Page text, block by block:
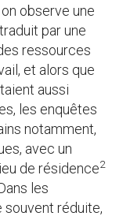
observe une
par une
ressources
et alors que
aussi
les enquêtes
notamment,
avec un
de résidence2
les
souvent réduite,